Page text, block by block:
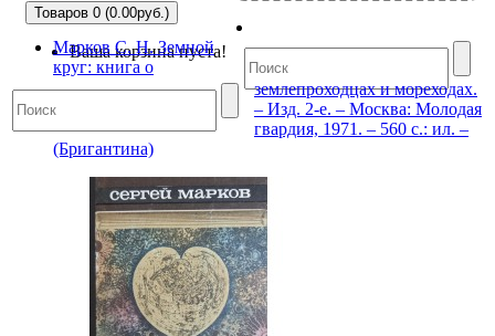
Товаров 0 (0.00руб.)
Ваша корзина пуста!
Марков С. Н. Земной
круг: книга о
землепроходцах и мореходах.
– Изд. 2-е. – Москва: Молодая
гвардия, 1971. – 560 с.: ил. –
(Бригантина)